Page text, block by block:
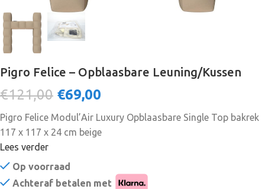
Pigro Felice – Opblaasbare Leuning/Kussen
€121,00 €69,00
Pigro Felice Modul’Air Luxury Opblaasbare Single Top bakrek
117 x 117 x 24 cm beige
Lees verder
Op voorraad
Achteraf betalen met